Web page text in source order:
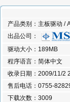
产品类别：主板驱动 /
出品公司：
驱动大小：189MB
程序语言：简体中文
收录日期：2009/11/2
售后电话：0755-
下载次数：3009